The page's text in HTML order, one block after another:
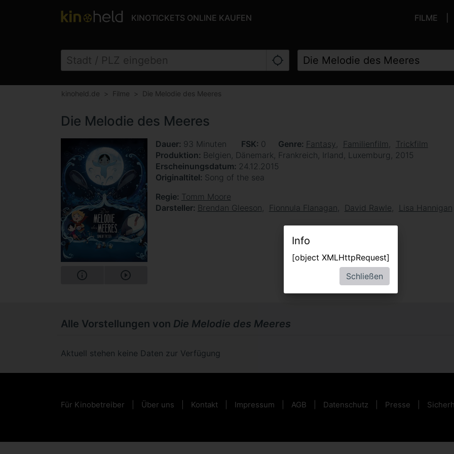
KINOTICKETS ONLINE KAUFEN FILME
kinoheld.de Filme Die Melodie des Meeres
Die Melodie des Meeres
Dauer 93 Minuten FSK 0 Genre Fantasy Familienfilm
Trickfilm
Produktion Belgien, Dänemark, Frankreich, Irland, Luxemburg, 2015
Erscheinungsdatum 24.12.2015
Originaltitel Song of the sea
Regie Tomm Moore
Darsteller Brendan Gleeson Fionnula Flanagan David Rawle Lisa Hannigan
Alle Vorstellungen von Die Melodie des Meeres
Aktuell stehen keine Daten zur Verfügung
Für Kinobetreiber Über uns Kontakt Impressum AGB Datenschutz Presse
Info
[object XMLHttpRequest]
Schließen